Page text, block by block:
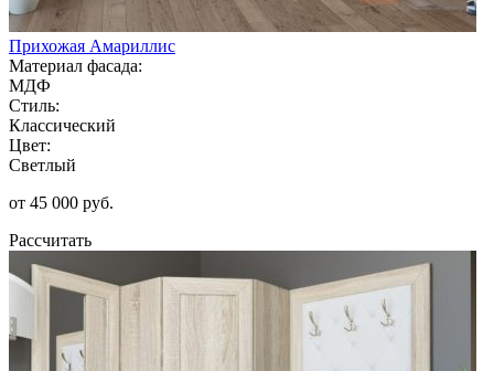
Прихожая Амариллис
Материал фасада:
МДФ
Стиль:
Классический
Цвет:
Светлый
от 45 000 руб.
Рассчитать